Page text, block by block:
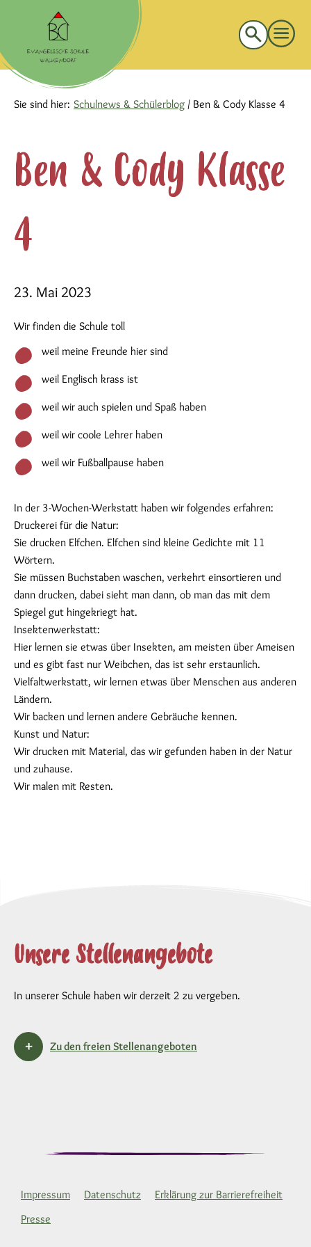
Suche
nach:
Sie sind hier: Schulnews & Schülerblog / Ben & Cody Klasse 4
Ben & Cody Klasse
4
23. Mai 2023
Wir finden die Schule toll
weil meine Freunde hier sind
weil Englisch krass ist
weil wir auch spielen und Spaß haben
weil wir coole Lehrer haben
weil wir Fußballpause haben
In der 3-Wochen-Werkstatt haben wir folgendes erfahren:
Druckerei für die Natur:
Sie drucken Elfchen. Elfchen sind kleine Gedichte mit 11
Wörtern.
Sie müssen Buchstaben waschen, verkehrt einsortieren und
dann drucken, dabei sieht man dann, ob man das mit dem
Spiegel gut hingekriegt hat.
Insektenwerkstatt:
Hier lernen sie etwas über Insekten, am meisten über Ameisen
und es gibt fast nur Weibchen, das ist sehr erstaunlich.
Vielfaltwerkstatt, wir lernen etwas über Menschen aus anderen
Ländern.
Wir backen und lernen andere Gebräuche kennen.
Kunst und Natur:
Wir drucken mit Material, das wir gefunden haben in der Natur
und zuhause.
Wir malen mit Resten.
Unsere Stellenangebote
In unserer Schule haben wir derzeit 2 zu vergeben.
Zu den freien Stellenangeboten
Impressum Datenschutz
Erklärung zur Barrierefreiheit
Presse